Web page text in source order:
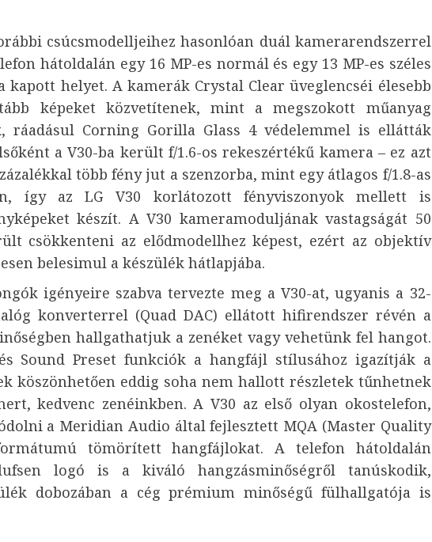
csúcsmodelljeihez hasonlóan duál kamerarendszerrel
hátoldalán egy 16 MP-es normál és egy 13 MP-es széles
kapott helyet. A kamerák Crystal Clear üveglencséi élesebb
képeket közvetítenek, mint a megszokott műanyag
ráadásul Corning Gorilla Glass 4 védelemmel is ellátták
a V30-ba került f/1.6-os rekeszértékű kamera – ez azt
több fény jut a szenzorba, mint egy átlagos f/1.8-as
így az LG V30 korlátozott fényviszonyok mellett is
készít. A V30 kameramoduljának vastagságát 50
csökkenteni az elődmodellhez képest, ezért az objektív
belesimul a készülék hátlapjába.
igényeire szabva tervezte meg a V30-at, ugyanis a 32-
konverterrel (Quad DAC) ellátott hifirendszer révén a
hallgathatjuk a zenéket vagy vehetünk fel hangot.
Sound Preset funkciók a hangfájl stílusához igazítják a
köszönhetően eddig soha nem hallott részletek tűnhetnek
kedvenc zenéinkben. A V30 az első olyan okostelefon,
a Meridian Audio által fejlesztett MQA (Master Quality
tömörített hangfájlokat. A telefon hátoldalán
logó is a kiváló hangzásminőségről tanúskodik,
dobozában a cég prémium minőségű fülhallgatója is